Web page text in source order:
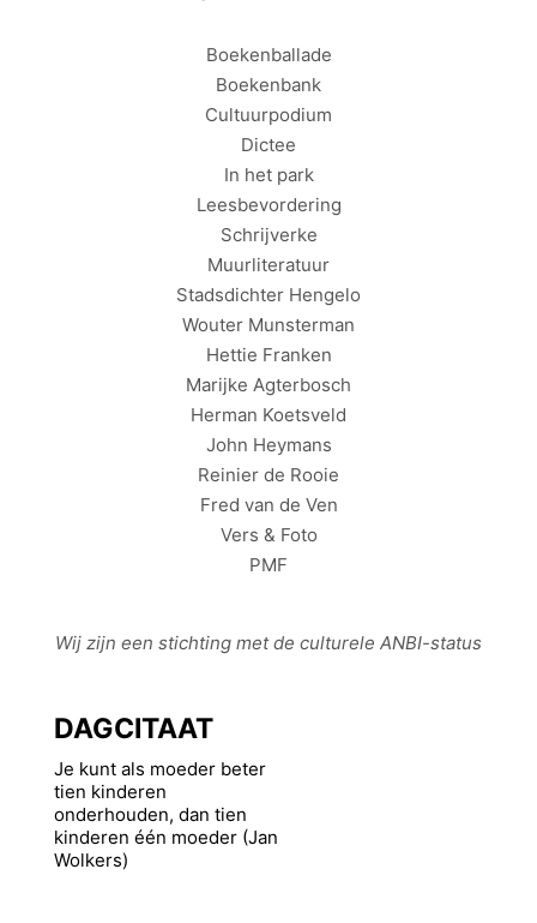
Boekenballade
Boekenbank
Cultuurpodium
Dictee
In het park
Leesbevordering
Schrijverke
Muurliteratuur
Stadsdichter Hengelo
Wouter Munsterman
Hettie Franken
Marijke Agterbosch
Herman Koetsveld
John Heymans
Reinier de Rooie
Fred van de Ven
Vers & Foto
PMF
Wij zijn een stichting met de culturele ANBI-status
DAGCITAAT
Je kunt als moeder beter
tien kinderen
onderhouden, dan tien
kinderen één moeder (Jan
Wolkers)